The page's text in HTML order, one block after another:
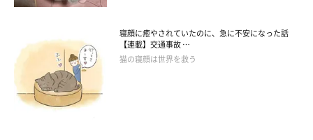
寝顔に癒やされていたのに、急に不安になった話
【連載】交通事故 …
猫の寝顔は世界を救う